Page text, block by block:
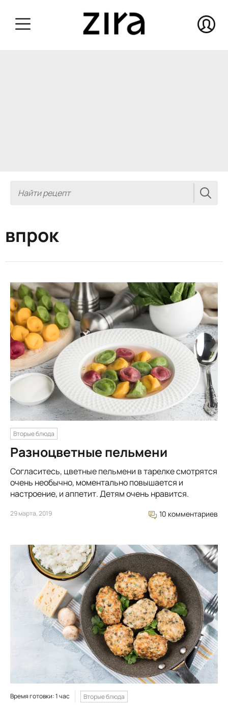
впрок
Вторые блюда
Разноцветные пельмени
Согласитесь, цветные пельмени в тарелке смотрятся
очень необычно, моментально повышается и
настроение, и аппетит. Детям очень нравится.
29 марта, 2019 10 комментариев
Время готовки: 1 час Вторые блюда